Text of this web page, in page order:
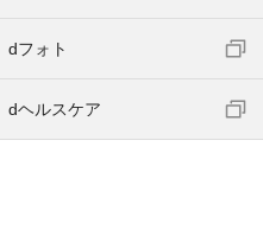
dフォト
dヘルスケア